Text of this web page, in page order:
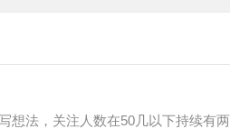
想法，关注人数在50几以下持续有两